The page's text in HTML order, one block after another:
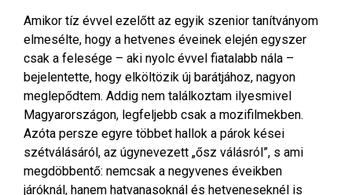
Amikor tíz évvel ezelőtt az egyik szenior tanítványom
elmesélte, hogy a hetvenes éveinek elején egyszer
csak a felesége – aki nyolc évvel fiatalabb nála –
bejelentette, hogy elköltözik új barátjához, nagyon
meglepődtem. Addig nem találkoztam ilyesmivel
Magyarországon, legfeljebb csak a mozifilmekben.
Azóta persze egyre többet hallok a párok kései
szétválásáról, az úgynevezett „ősz válásról”, s ami
megdöbbentő: nemcsak a negyvenes éveikben
járóknál, hanem hatvanasoknál és hetveneseknél is